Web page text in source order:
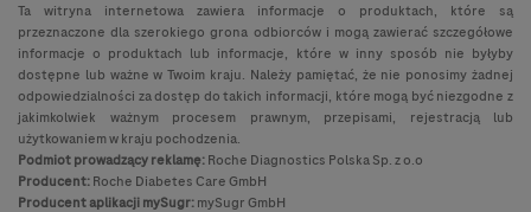
Ta witryna internetowa zawiera informacje o produktach, które są
przeznaczone dla szerokiego grona odbiorców i mogą zawierać szczegółowe
informacje o produktach lub informacje, które w inny sposób nie byłyby
dostępne lub ważne w Twoim kraju. Należy pamiętać, że nie ponosimy żadnej
odpowiedzialności za dostęp do takich informacji, które mogą być niezgodne z
jakimkolwiek ważnym procesem prawnym, przepisami, rejestracją lub
użytkowaniem w kraju pochodzenia.
Podmiot prowadzący reklamę:Roche Diagnostics Polska Sp. z o.o
Producent:Roche Diabetes Care GmbH
Producent aplikacji mySugr:mySugr GmbH